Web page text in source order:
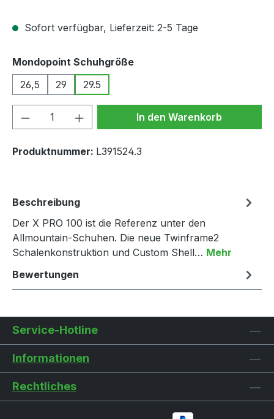
Sofort verfügbar, Lieferzeit: 2-5 Tage
Mondopoint Schuhgrößeauswählen
26,5
29 29.5
Produkt Anzahl: Gib denIn den Warenkorb
Produktnummer: L391524.3
Beschreibung
Der X PRO 100 ist die Referenz unter den
Allmountain-Schuhen. Die neue Twinframe2
Schalenkonstruktion und Custom Shell… Mehr
Bewertungen
Service-Hotline
Informationen
Rechtliches